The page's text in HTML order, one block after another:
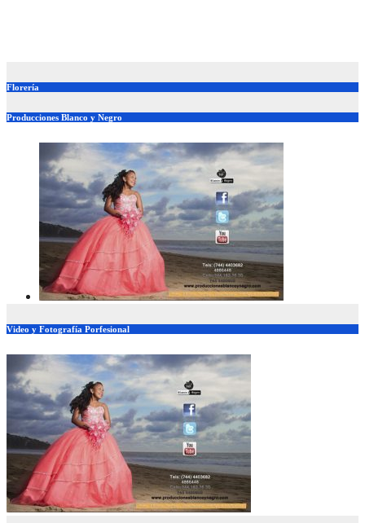
Florería
Producciones Blanco y Negro
Video y Fotografía Porfesional